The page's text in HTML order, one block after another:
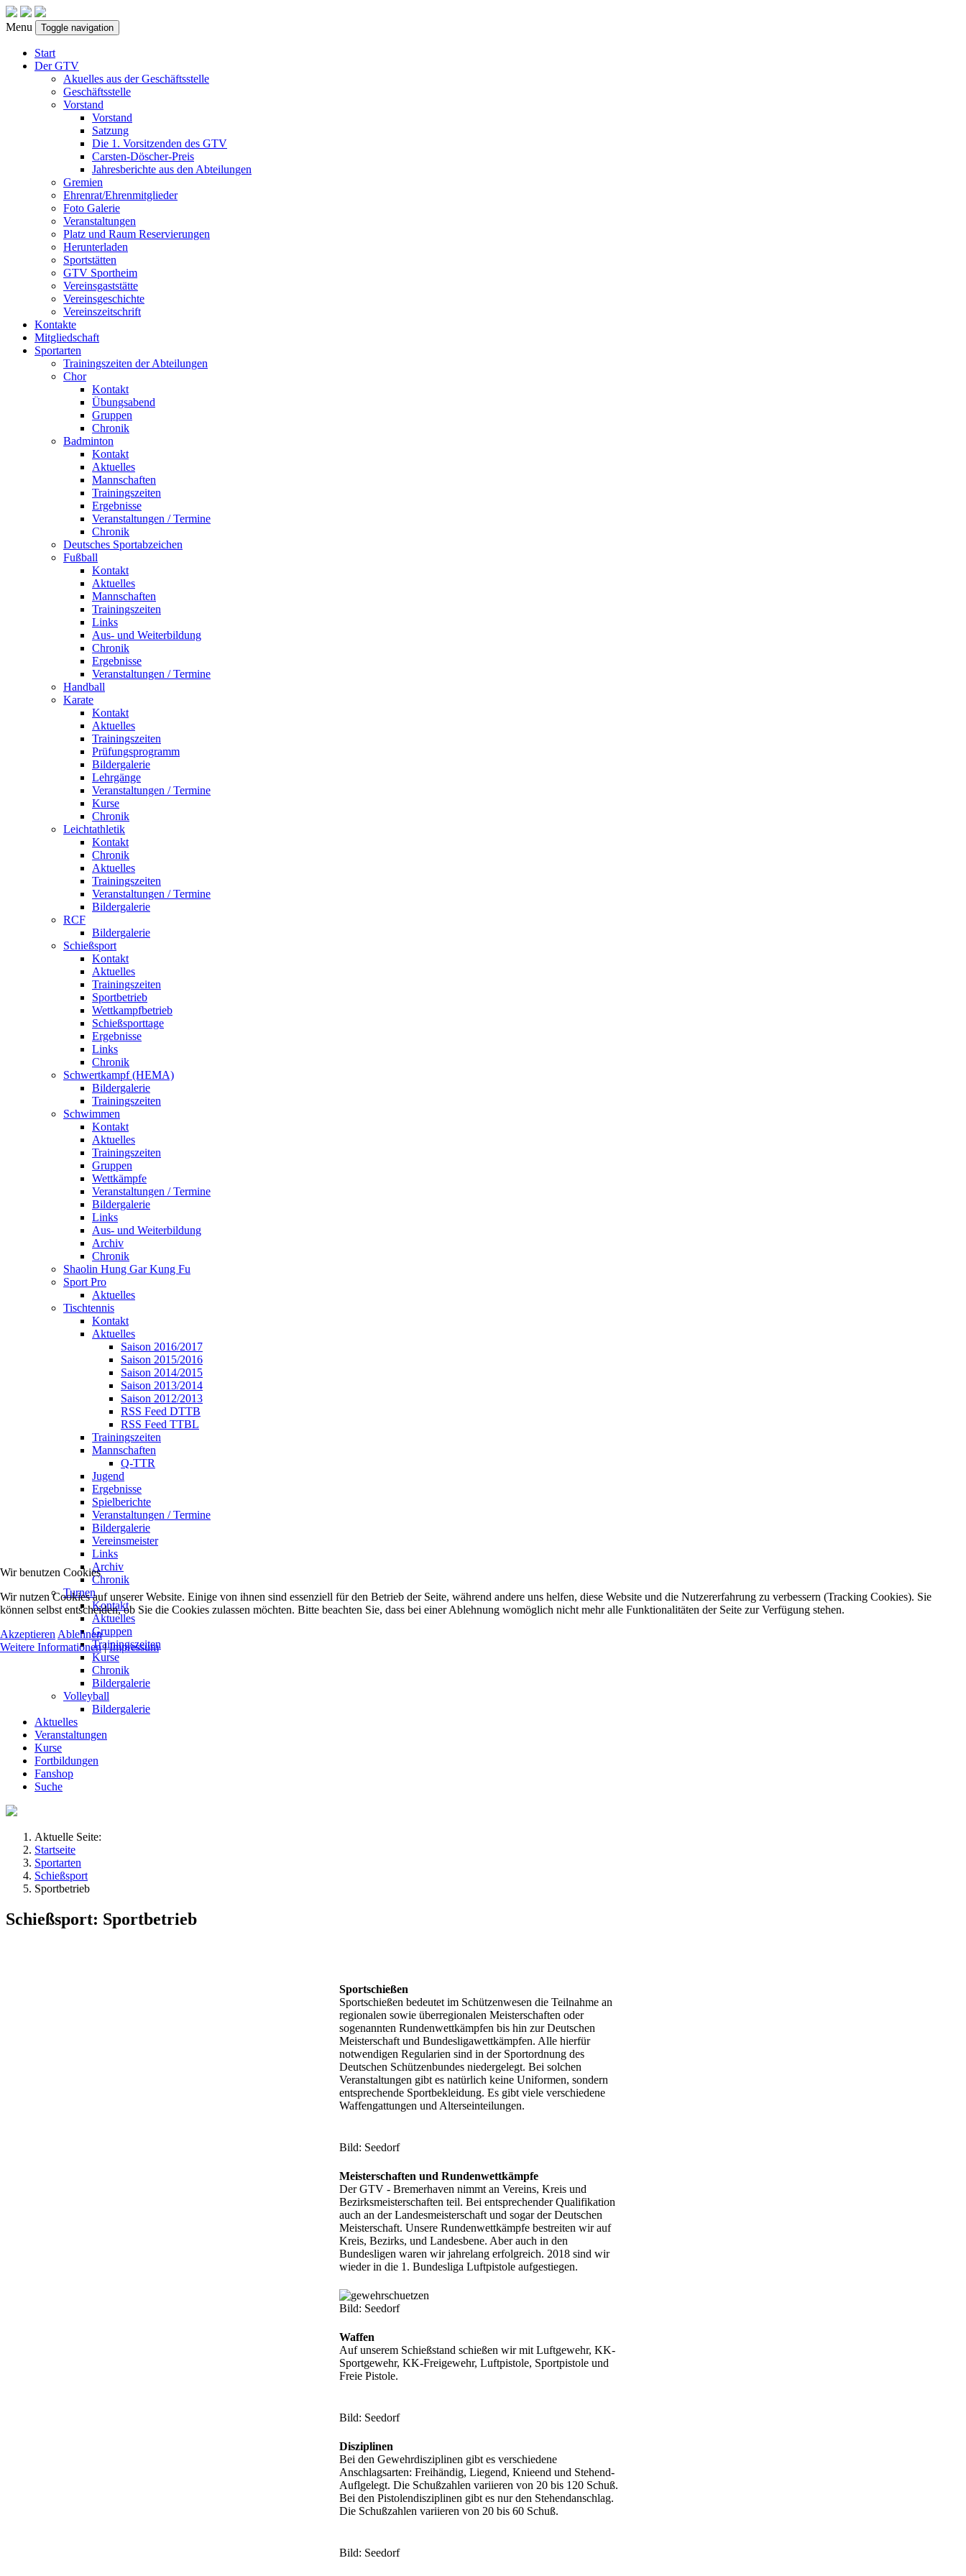
Menu Toggle navigation
Start
Der GTV
Akuelles aus der Geschäftsstelle
Geschäftsstelle
Vorstand
Vorstand
Satzung
Die 1. Vorsitzenden des GTV
Carsten-Döscher-Preis
Jahresberichte aus den Abteilungen
Gremien
Ehrenrat/Ehrenmitglieder
Foto Galerie
Veranstaltungen
Platz und Raum Reservierungen
Herunterladen
Sportstätten
GTV Sportheim
Vereinsgaststätte
Vereinsgeschichte
Vereinszeitschrift
Kontakte
Mitgliedschaft
Sportarten
Trainingszeiten der Abteilungen
Chor
Kontakt
Übungsabend
Gruppen
Chronik
Badminton
Kontakt
Aktuelles
Mannschaften
Trainingszeiten
Ergebnisse
Veranstaltungen / Termine
Chronik
Deutsches Sportabzeichen
Fußball
Kontakt
Aktuelles
Mannschaften
Trainingszeiten
Links
Aus- und Weiterbildung
Chronik
Ergebnisse
Veranstaltungen / Termine
Handball
Karate
Kontakt
Aktuelles
Trainingszeiten
Prüfungsprogramm
Bildergalerie
Lehrgänge
Veranstaltungen / Termine
Kurse
Chronik
Leichtathletik
Kontakt
Chronik
Aktuelles
Trainingszeiten
Veranstaltungen / Termine
Bildergalerie
RCF
Bildergalerie
Schießsport
Kontakt
Aktuelles
Trainingszeiten
Sportbetrieb
Wettkampfbetrieb
Schießsporttage
Ergebnisse
Links
Chronik
Schwertkampf (HEMA)
Bildergalerie
Trainingszeiten
Schwimmen
Kontakt
Aktuelles
Trainingszeiten
Gruppen
Wettkämpfe
Veranstaltungen / Termine
Bildergalerie
Links
Aus- und Weiterbildung
Archiv
Chronik
Shaolin Hung Gar Kung Fu
Sport Pro
Aktuelles
Tischtennis
Kontakt
Aktuelles
Saison 2016/2017
Saison 2015/2016
Saison 2014/2015
Saison 2013/2014
Saison 2012/2013
RSS Feed DTTB
RSS Feed TTBL
Trainingszeiten
Mannschaften
Q-TTR
Jugend
Ergebnisse
Spielberichte
Veranstaltungen / Termine
Bildergalerie
Vereinsmeister
Links
Archiv
Chronik
Turnen
Kontakt
Aktuelles
Gruppen
Trainingszeiten
Kurse
Chronik
Bildergalerie
Volleyball
Bildergalerie
Aktuelles
Veranstaltungen
Kurse
Fortbildungen
Fanshop
Suche
Aktuelle Seite:
Startseite
Sportarten
Schießsport
Sportbetrieb
Schießsport: Sportbetrieb
Sportschießen
Sportschießen bedeutet im Schützenwesen die Teilnahme an
regionalen sowie überregionalen Meisterschaften oder
sogenannten Rundenwettkämpfen bis hin zur Deutschen
Meisterschaft und Bundesligawettkämpfen. Alle hierfür
notwendigen Regularien sind in der Sportordnung des
Deutschen Schützenbundes niedergelegt. Bei solchen
Veranstaltungen gibt es natürlich keine Uniformen, sondern
entsprechende Sportbekleidung. Es gibt viele verschiedene
Waffengattungen und Alterseinteilungen.
Bild: Seedorf
Meisterschaften und Rundenwettkämpfe
Der GTV - Bremerhaven nimmt an Vereins, Kreis und
Bezirksmeisterschaften teil. Bei entsprechender Qualifikation
auch an der Landesmeisterschaft und sogar der Deutschen
Meisterschaft. Unsere Rundenwettkämpfe bestreiten wir auf
Kreis, Bezirks, und Landesbene. Aber auch in den
Bundesligen waren wir jahrelang erfolgreich. 2018 sind wir
wieder in die 1. Bundesliga Luftpistole aufgestiegen.
Bild: Seedorf
Waffen
Auf unserem Schießstand schießen wir mit Luftgewehr, KK-
Sportgewehr, KK-Freigewehr, Luftpistole, Sportpistole und
Freie Pistole.
Bild: Seedorf
Disziplinen
Bei den Gewehrdisziplinen gibt es verschiedene
Anschlagsarten: Freihändig, Liegend, Knieend und Stehend-
Auflgelegt. Die Schußzahlen variieren von 20 bis 120 Schuß.
Bei den Pistolendisziplinen gibt es nur den Stehendanschlag.
Die Schußzahlen variieren von 20 bis 60 Schuß.
Bild: Seedorf
Wir benutzen Cookies
Wir nutzen Cookies auf unserer Website. Einige von ihnen sind essenziell für den Betrieb der Seite, während andere uns helfen, diese Website und die Nutzererfahrung zu verbessern (Tracking Cookies). Sie
können selbst entscheiden, ob Sie die Cookies zulassen möchten. Bitte beachten Sie, dass bei einer Ablehnung womöglich nicht mehr alle Funktionalitäten der Seite zur Verfügung stehen.
Akzeptieren Ablehnen
Weitere Informationen|Impressum